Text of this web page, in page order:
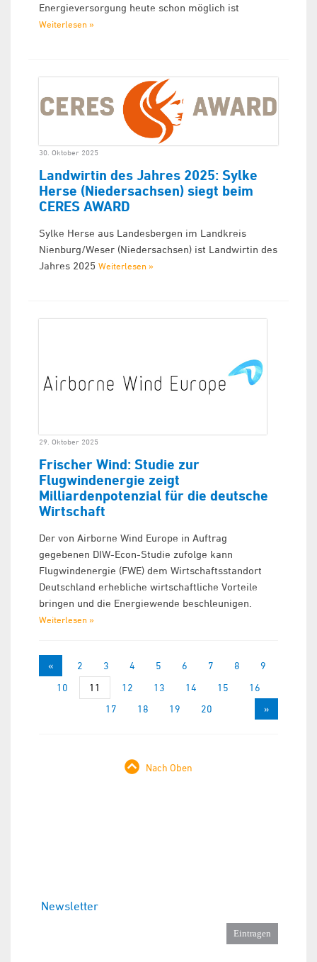
Energieversorgung heute schon möglich ist
Weiterlesen »
30. Oktober 2025
Landwirtin des Jahres 2025: Sylke
Herse (Niedersachsen) siegt beim
CERES AWARD
Sylke Herse aus Landesbergen im Landkreis
Nienburg/Weser (Niedersachsen) ist Landwirtin des
Jahres 2025 Weiterlesen »
29. Oktober 2025
Frischer Wind: Studie zur
Flugwindenergie zeigt
Milliardenpotenzial für die deutsche
Wirtschaft
Der von Airborne Wind Europe in Auftrag
gegebenen DIW-Econ-Studie zufolge kann
Flugwindenergie (FWE) dem Wirtschaftsstandort
Deutschland erhebliche wirtschaftliche Vorteile
bringen und die Energiewende beschleunigen.
Weiterlesen »
«1 2 3 4 5 6 7 8
9
10
11 12 13 14 15
16
17
18 19 20 »
Nach Oben
Newsletter